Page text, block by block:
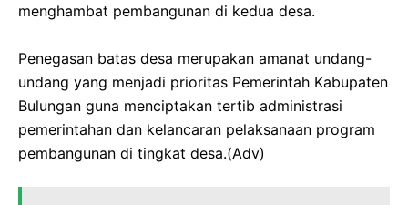
menghambat pembangunan di kedua desa.
‎​Penegasan batas desa merupakan amanat undang-
undang yang menjadi prioritas Pemerintah Kabupaten
Bulungan guna menciptakan tertib administrasi
pemerintahan dan kelancaran pelaksanaan program
pembangunan di tingkat desa.(Adv)